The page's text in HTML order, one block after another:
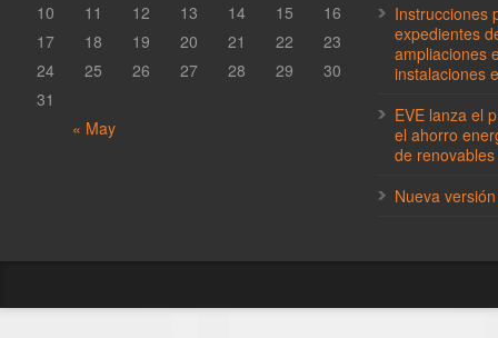
« May
10
11 12 13 14 15
16
17
18 19 20 21 22
23
24
25 26 27 28 29
30
31
Instrucciones
expedientes
ampliaciones
instalaciones
EVE lanza el
el ahorro
de renovables
Nueva